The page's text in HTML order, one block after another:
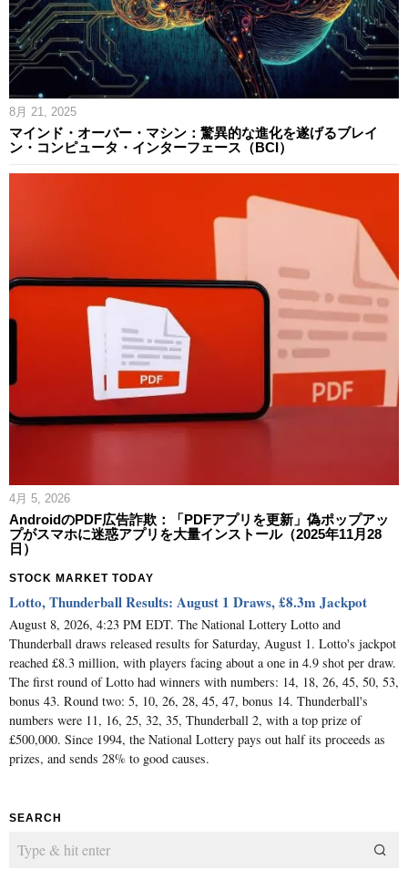
8月 21, 2025
マインド・オーバー・マシン：驚異的な進化を遂げるブレイ
ン・コンピュータ・インターフェース（BCI）
4月 5, 2026
AndroidのPDF広告詐欺：「PDFアプリを更新」偽ポップアッ
プがスマホに迷惑アプリを大量インストール（2025年11月28
日）
STOCK MARKET TODAY
Lotto, Thunderball Results: August 1 Draws, £8.3m Jackpot
August 8, 2026, 4:23 PM EDT. The National Lottery Lotto and
Thunderball draws released results for Saturday, August 1. Lotto's jackpot
reached £8.3 million, with players facing about a one in 4.9 shot per draw.
The first round of Lotto had winners with numbers: 14, 18, 26, 45, 50, 53,
bonus 43. Round two: 5, 10, 26, 28, 45, 47, bonus 14. Thunderball's
numbers were 11, 16, 25, 32, 35, Thunderball 2, with a top prize of
£500,000. Since 1994, the National Lottery pays out half its proceeds as
prizes, and sends 28% to good causes.
SEARCH